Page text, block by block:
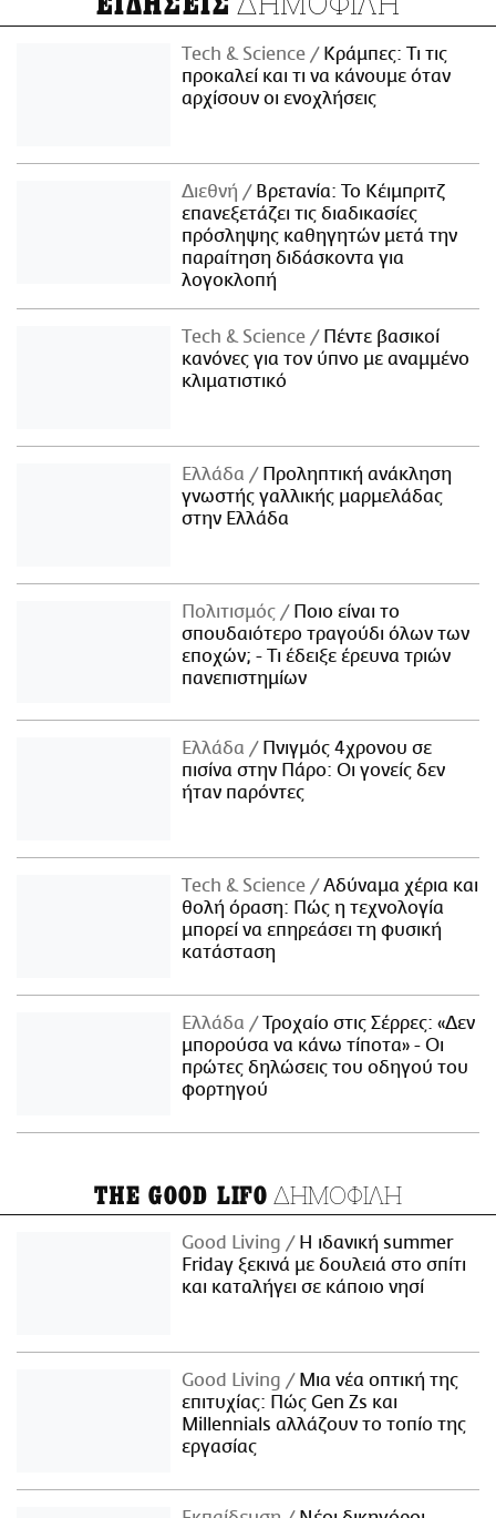
Τech & Science
Κράμπες: Τι τις
προκαλεί και τι να κάνουμε όταν
αρχίσουν οι ενοχλήσεις
Διεθνή
Βρετανία: Το Κέιμπριτζ
επανεξετάζει τις διαδικασίες
πρόσληψης καθηγητών μετά την
παραίτηση διδάσκοντα για
λογοκλοπή
Τech & Science
Πέντε βασικοί
κανόνες για τον ύπνο με αναμμένο
κλιματιστικό
Ελλάδα
Προληπτική ανάκληση
γνωστής γαλλικής μαρμελάδας
στην Ελλάδα
Πολιτισμός
Ποιο είναι το
σπουδαιότερο τραγούδι όλων των
εποχών; - Τι έδειξε έρευνα τριών
πανεπιστημίων
Ελλάδα
Πνιγμός 4χρονου σε
πισίνα στην Πάρο: Οι γονείς δεν
ήταν παρόντες
Τech & Science
Αδύναμα χέρια και
θολή όραση: Πώς η τεχνολογία
μπορεί να επηρεάσει τη φυσική
κατάσταση
Ελλάδα
Τροχαίο στις Σέρρες: «Δεν
μπορούσα να κάνω τίποτα» - Οι
πρώτες δηλώσεις του οδηγού του
φορτηγού
THE GOOD LIFO ΔΗΜΟΦΙΛΗ
Good Living
Η ιδανική summer
Friday ξεκινά με δουλειά στο σπίτι
και καταλήγει σε κάποιο νησί
Good Living
Μια νέα οπτική της
επιτυχίας: Πώς Gen Zs και
Millennials αλλάζουν το τοπίο της
εργασίας